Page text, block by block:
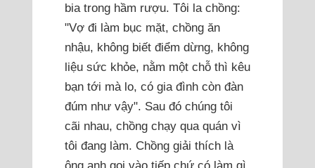
bia trong hầm rượu. Tôi la chồng:
"Vợ đi làm bục mặt, chồng ăn
nhậu, không biết điểm dừng, không
liệu sức khỏe, nằm một chỗ thì kêu
bạn tới mà lo, có gia đình còn đàn
đúm như vậy". Sau đó chúng tôi
cãi nhau, chồng chạy qua quán vì
tôi đang làm. Chồng giải thích là